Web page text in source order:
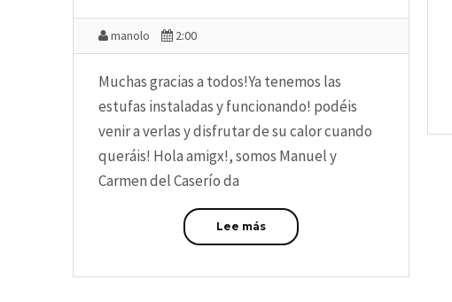
manolo 2:00
Muchas gracias a todos!Ya tenemos las
estufas instaladas y funcionando! podéis
venir a verlas y disfrutar de su calor cuando
queráis! Hola amigx!, somos Manuel y
Carmen del Caserío da
Lee más